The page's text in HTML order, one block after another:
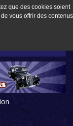
que des cookies soient
vous offrir des contenus